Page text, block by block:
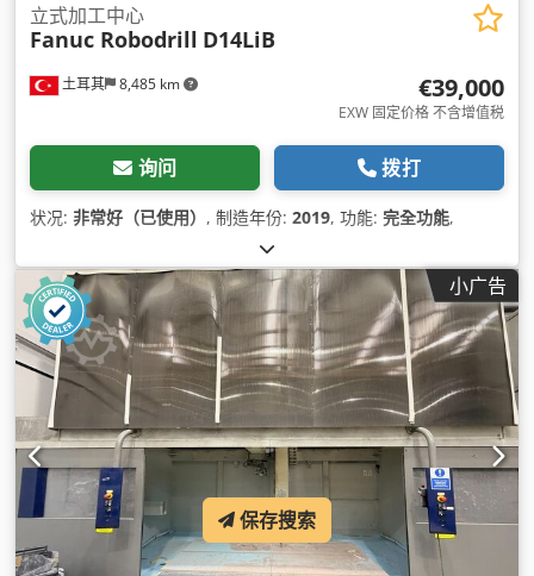
土耳其 8,485 km
立式加工中心
Fanuc Robodrill D14LiB
€39,000
EXW 固定价格 不含增值税
询问 拨打
状况: 非常好（已使用） , 制造年份: 2019, 功能: 完全功能,
小广告
保存搜索